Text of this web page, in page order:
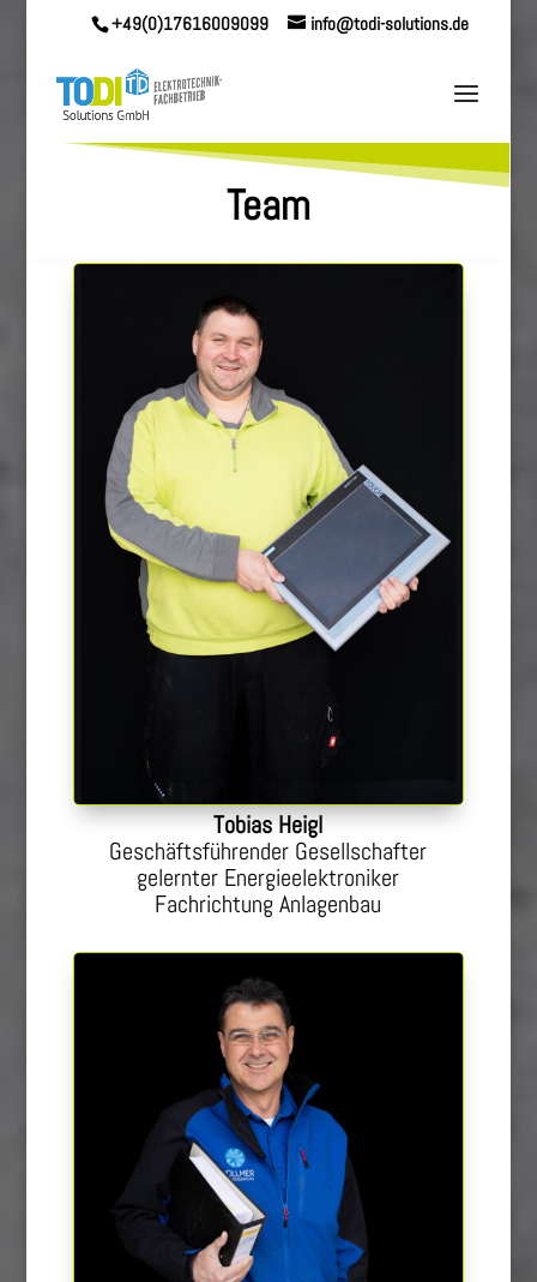
+49(0)17616009099 info@todi-solutions.de
Team
Tobias Heigl
Geschäftsführender Gesellschafter
gelernter Energieelektroniker
Fachrichtung Anlagenbau